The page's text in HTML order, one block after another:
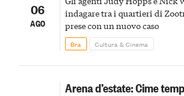
06
AGO
indagare tra i quartieri di
prese con un nuovo caso
Bra Cultura & Cinema
Arena d’estate: Cime